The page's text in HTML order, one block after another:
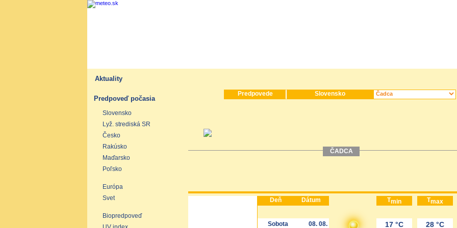
Aktuality
Predpoveď počasia
Slovensko
Lyž. strediská SR
Česko
Rakúsko
Maďarsko
Poľsko
Európa
Svet
Biopredpoveď
Predpovede Slovensko
ČADCA
Deň Dátum Tmin Tmax
Sobota 08. 08. 17 °C 28 °C